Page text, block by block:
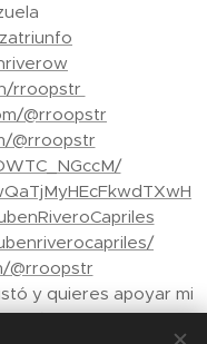
rroopstr
@rroopstr
@rroopstr
@rroopstr
y quieres apoyar mi
de Binance a mi